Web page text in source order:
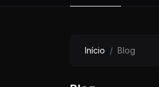
Início Blog